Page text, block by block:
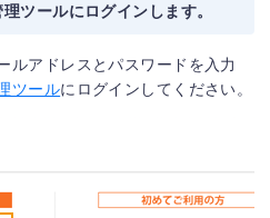
ツールにログインします。
ルアドレスとパスワードを入力
ツールにログインしてください。